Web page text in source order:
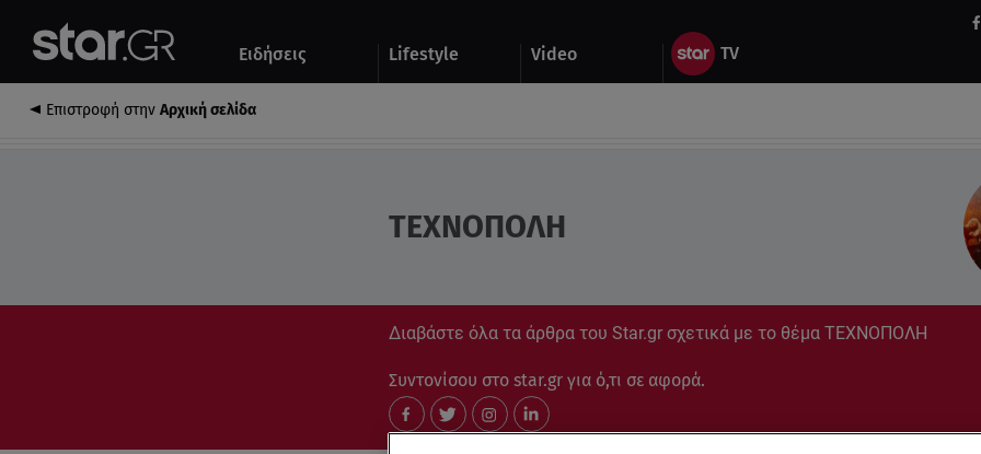
Ειδήσεις Lifestyle Video
Αυτοκίνητο
Επιστροφή στην Αρχική σελίδα
ΤΕΧΝΟΠΟΛΗ
Διαβάστε όλα τα άρθρα του Star.gr σχετικά με το θέμα ΤΕΧΝΟΠΟΛΗ
Συντονίσου στο star.gr για ό,τι σε αφορά.